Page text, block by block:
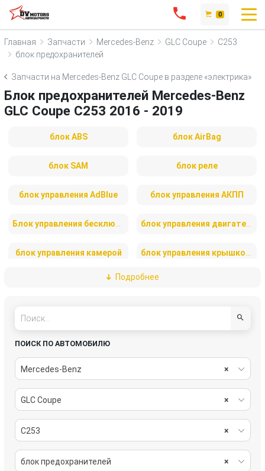
0
Главная Запчасти Mercedes-Benz GLC Coupe
C253
блок предохранителей
Запчасти на Mercedes-Benz GLC Coupe в разделе «электрика»
Блок предохранителей Mercedes-Benz
GLC Coupe C253 2016 - 2019
блок ABS блок AirBag
блок SAM блок реле
блок управления AdBlue блок управления АКПП
блок управления камерой
блок управления мультимедия
Датчик NOx
дверная проводка двигатель электролюка
замок зажигания индикатор парковки
Подробнее
ПОИСК ПО АВТОМОБИЛЮ
×
Mercedes-Benz
×
GLC Coupe
×
C253
×
блок предохранителей